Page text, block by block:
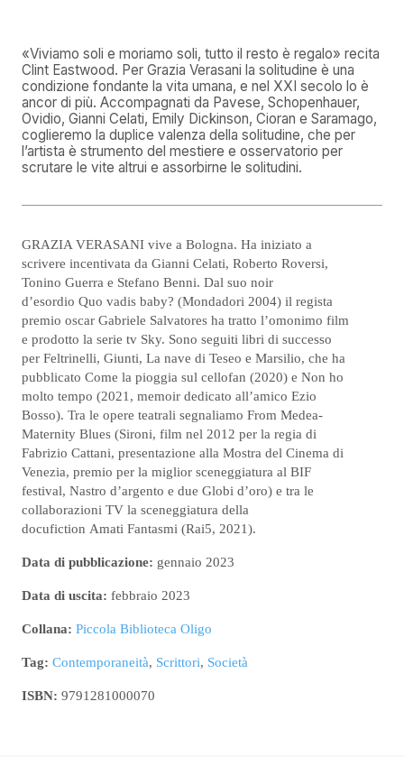
«Viviamo soli e moriamo soli, tutto il resto è regalo» recita
Clint Eastwood. Per Grazia Verasani la solitudine è una
condizione fondante la vita umana, e nel XXI secolo lo è
ancor di più. Accompagnati da Pavese, Schopenhauer,
Ovidio, Gianni Celati, Emily Dickinson, Cioran e Saramago,
coglieremo la duplice valenza della solitudine, che per
l’artista è strumento del mestiere e osservatorio per
scrutare le vite altrui e assorbirne le solitudini.
GRAZIA VERASANI vive a Bologna. Ha iniziato a
scrivere incentivata da Gianni Celati, Roberto Roversi,
Tonino Guerra e Stefano Benni. Dal suo noir
d’esordio Quo vadis baby? (Mondadori 2004) il regista
premio oscar Gabriele Salvatores ha tratto l’omonimo film
e prodotto la serie tv Sky. Sono seguiti libri di successo
per Feltrinelli, Giunti, La nave di Teseo e Marsilio, che ha
pubblicato Come la pioggia sul cellofan (2020) e Non ho
molto tempo (2021, memoir dedicato all’amico Ezio
Bosso). Tra le opere teatrali segnaliamo From Medea-
Maternity Blues (Sironi, film nel 2012 per la regia di
Fabrizio Cattani, presentazione alla Mostra del Cinema di
Venezia, premio per la miglior sceneggiatura al BIF
festival, Nastro d’argento e due Globi d’oro) e tra le
collaborazioni TV la sceneggiatura della
docufiction Amati Fantasmi (Rai5, 2021).
Data di pubblicazione: gennaio 2023
Data di uscita: febbraio 2023
Collana: Piccola Biblioteca Oligo
Tag: Contemporaneità, Scrittori, Società
ISBN: 9791281000070